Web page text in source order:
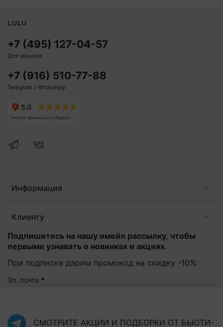
Информация
Клиенту
Подпишитесь на нашу имейл рассылку, чтобы
первыми узнавать о новинках и акциях.
При подписке дарим промокод на скидку -10%:
Эл. почта *
Подписаться
+7 (495) 127-04-57
Для звонков
+7 (916) 510-77-88
Telegram / WhatsApp
LULU
СМОТРИТЕ АКЦИИ И ПОДБОРКИ ОТ БЬЮТИ-